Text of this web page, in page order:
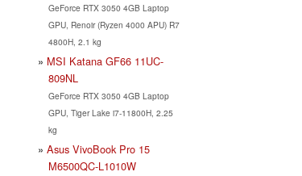
GeForce RTX 3050 4GB Laptop
GPU, Renoir (Ryzen 4000 APU) R7
4800H, 2.1 kg
MSI Katana GF66 11UC-
809NL
GeForce RTX 3050 4GB Laptop
GPU, Tiger Lake i7-11800H, 2.25
kg
Asus VivoBook Pro 15
M6500QC-L1010W